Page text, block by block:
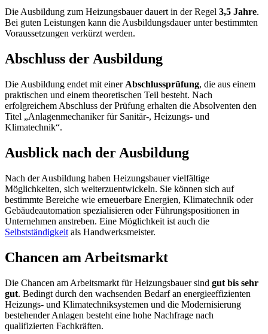
Die Ausbildung zum Heizungsbauer dauert in der Regel 3,5 Jahre.
Bei guten Leistungen kann die Ausbildungsdauer unter bestimmten
Voraussetzungen verkürzt werden.
Abschluss der Ausbildung
Die Ausbildung endet mit einer Abschlussprüfung, die aus einem
praktischen und einem theoretischen Teil besteht. Nach
erfolgreichem Abschluss der Prüfung erhalten die Absolventen den
Titel „Anlagenmechaniker für Sanitär-, Heizungs- und
Klimatechnik“.
Ausblick nach der Ausbildung
Nach der Ausbildung haben Heizungsbauer vielfältige
Möglichkeiten, sich weiterzuentwickeln. Sie können sich auf
bestimmte Bereiche wie erneuerbare Energien, Klimatechnik oder
Gebäudeautomation spezialisieren oder Führungspositionen in
Unternehmen anstreben. Eine Möglichkeit ist auch die
Selbstständigkeit als Handwerksmeister.
Chancen am Arbeitsmarkt
Die Chancen am Arbeitsmarkt für Heizungsbauer sind gut bis sehr
gut. Bedingt durch den wachsenden Bedarf an energieeffizienten
Heizungs- und Klimatechniksystemen und die Modernisierung
bestehender Anlagen besteht eine hohe Nachfrage nach
qualifizierten Fachkräften.